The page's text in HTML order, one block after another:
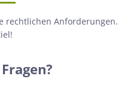
rechtlichen Anforderungen.